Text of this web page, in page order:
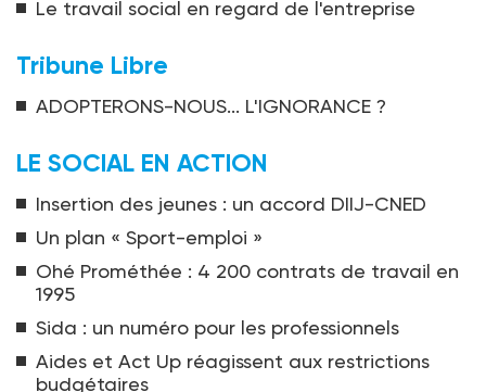
Le travail social en regard de l'entreprise
Tribune Libre
ADOPTERONS-NOUS... L'IGNORANCE ?
LE SOCIAL EN ACTION
Insertion des jeunes : un accord DIIJ-CNED
Un plan « Sport-emploi »
Ohé Prométhée : 4 200 contrats de travail en
1995
Sida : un numéro pour les professionnels
Aides et Act Up réagissent aux restrictions
budgétaires